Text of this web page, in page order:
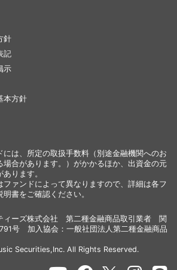
針
記
示
本方針
には、所定の取扱手数料（別途金融機関へのお
場合があります。）がかかるほか、出資金の元
ります。
ファンドによって異なりますので、詳細は各フ
書をご確認ください。
ィーズ株式会社 第二種金融商品取引業者 関
号 加入協会：一般社団法人第二種金融商品
Securities,Inc. All Rights Reserved.